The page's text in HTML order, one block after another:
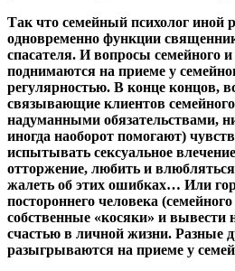
Так что семейный психолог иной
одновременно функции
спасателя. И вопросы семейного и
поднимаются на приеме у
регулярностью. В конце концов,
связывающие клиентов
надуманными обязательствами,
иногда наоборот помогают)
испытывать сексуальное
отторжение, любить и
жалеть об этих ошибках… Или
постороннего человека
собственные «косяки» и вывести
счастью в личной жизни. Разные
разыгрываются на приеме у